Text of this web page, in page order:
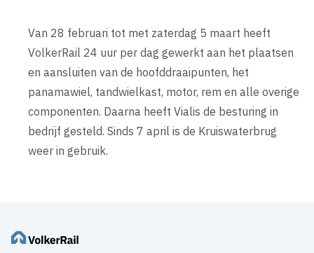
Van 28 februari tot met zaterdag 5 maart heeft
VolkerRail 24 uur per dag gewerkt aan het plaatsen
en aansluiten van de hoofddraaipunten, het
panamawiel, tandwielkast, motor, rem en alle overige
componenten. Daarna heeft Vialis de besturing in
bedrijf gesteld. Sinds 7 april is de Kruiswaterbrug
weer in gebruik.